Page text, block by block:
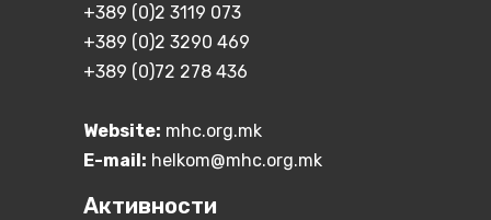
+389 (0)2 3119 073
+389 (0)2 3290 469
+389 (0)72 278 436
Website: mhc.org.mk
E-mail: helkom@mhc.org.mk
Активности